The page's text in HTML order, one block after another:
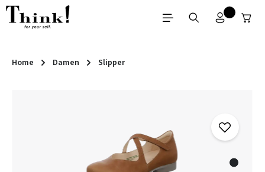
Zum Hauptinhalt springen
Home Damen Slipper